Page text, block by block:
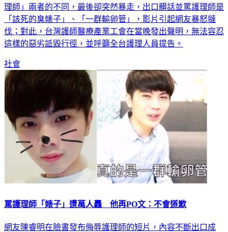
理師」兩者的不同，最後卻突然暴走，出口髒話並罵護理師是
「該死的臭婊子」、「一群輸卵管」，影片引起網友暴怒撻
伐；對此，台灣護師醫療產業工會在當晚發出聲明，無法容忍
這樣的惡劣詆毀行徑，並呼籲全台護理人員提告。
社會
罵護理師「婊子」遭萬人轟 他再PO文：不會道歉
網友陳睿明在臉書發布侮辱護理師的短片，內容不斷出口成